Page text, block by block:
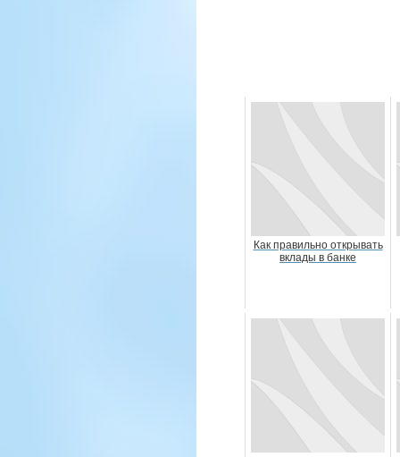
Как правильно открывать
вклады в банке